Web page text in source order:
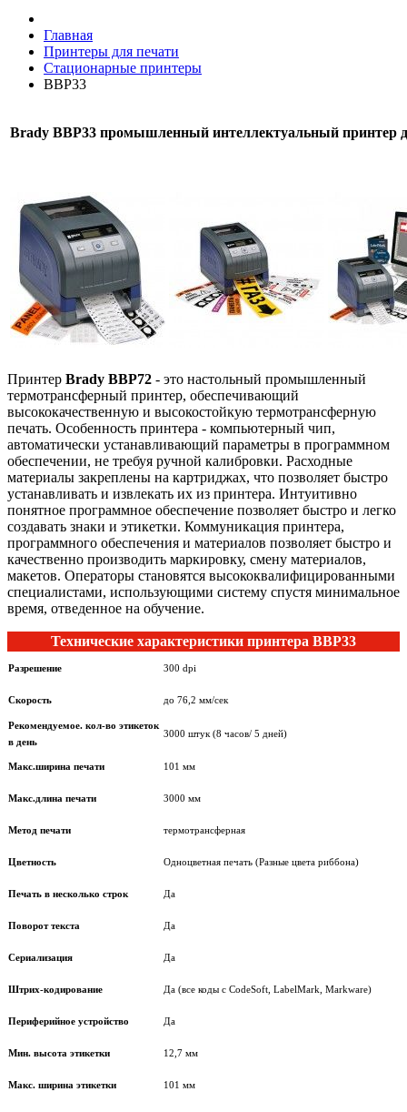
Главная
Принтеры для печати
Стационарные принтеры
BBP33
Brady BBP33 промышленный интеллектуальный принтер
Принтер Brady BBP72 - это настольный промышленный
термотрансферный принтер, обеспечивающий
высококачественную и высокостойкую термотрансферную
печать. Особенность принтера - компьютерный чип,
автоматически устанавливающий параметры в программном
обеспечении, не требуя ручной калибровки. Расходные
материалы закреплены на картриджах, что позволяет быстро
устанавливать и извлекать их из принтера. Интуитивно
понятное программное обеспечение позволяет быстро и легко
создавать знаки и этикетки. Коммуникация принтера,
программного обеспечения и материалов позволяет быстро и
качественно производить маркировку, смену материалов,
макетов. Операторы становятся высококвалифицированными
специалистами, использующими систему спустя минимальное
время, отведенное на обучение.
Технические характеристики принтера BBP33
Разрешение 300 dpi
Скорость до 76,2 мм/сек
Рекомендуемое. кол-во этикеток
в день
3000 штук (8 часов/ 5 дней)
Макс.ширина печати 101 мм
Макс.длина печати 3000 мм
Метод печати термотрансферная
Цветность Одноцветная печать (Разные цвета риббона)
Печать в несколько строк Да
Поворот текста Да
Сериализация Да
Штрих-кодирование Да (все коды с CodeSoft, LabelMark, Markware)
Периферийное устройство Да
Мин. высота этикетки 12,7 мм
Макс. ширина этикетки 101 мм